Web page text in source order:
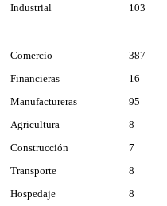
Industrial
103
Comercio
387
Financieras
16
Manufactureras
95
Agricultura
8
Construcción
7
Transporte
8
Hospedaje
8